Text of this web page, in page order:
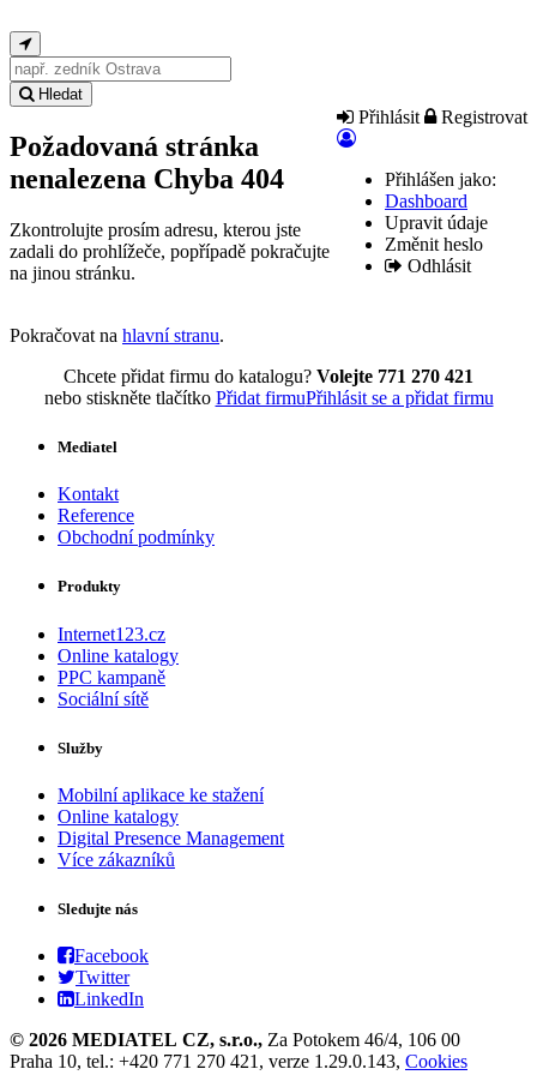
Hledat
Přihlásit Registrovat
Přihlášen jako:
Dashboard
Upravit údaje
Změnit heslo
Odhlásit
Požadovaná stránka
nenalezena Chyba 404
Zkontrolujte prosím adresu, kterou jste
zadali do prohlížeče, popřípadě pokračujte
na jinou stránku.
Pokračovat na hlavní stranu.
Chcete přidat firmu do katalogu? Volejte 771 270 421
nebo stiskněte tlačítko Přidat firmuPřihlásit se a přidat firmu
Mediatel
Kontakt
Reference
Obchodní podmínky
Produkty
Internet123.cz
Online katalogy
PPC kampaně
Sociální sítě
Služby
Mobilní aplikace ke stažení
Online katalogy
Digital Presence Management
Více zákazníků
Sledujte nás
Facebook
Twitter
LinkedIn
© 2026 MEDIATEL CZ, s.r.o., Za Potokem 46/4, 106 00
Praha 10, tel.: +420 771 270 421, verze 1.29.0.143, Cookies